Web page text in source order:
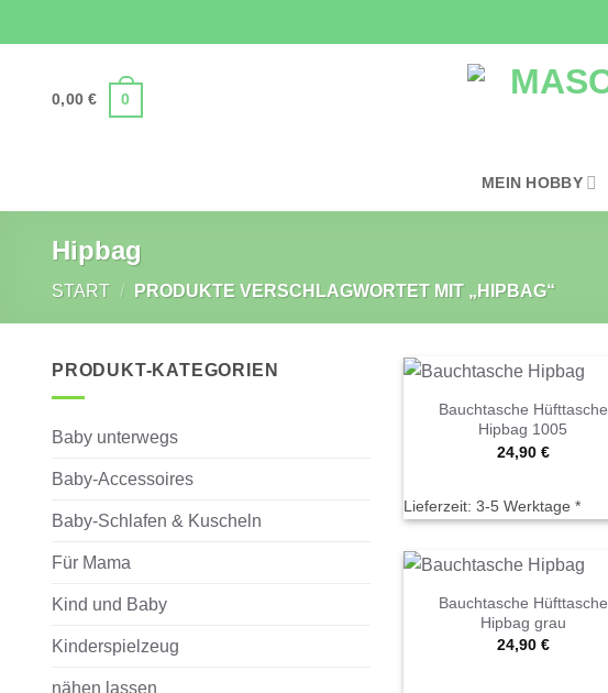
Inhalt
0,00€ 0
MEIN HOBBY
Hipbag
START / PRODUKTE VERSCHLAGWORTET MIT „HIPBAG“
PRODUKT-KATEGORIEN
Baby unterwegs
Baby-Accessoires
Baby-Schlafen & Kuscheln
Für Mama
Kind und Baby
Kinderspielzeug
nähen lassen
Bauchtasche Hüfttasche
Hipbag 1005
24,90 €
Lieferzeit: 3-5 Werktage *
Bauchtasche Hüfttasche
Hipbag grau
24,90 €